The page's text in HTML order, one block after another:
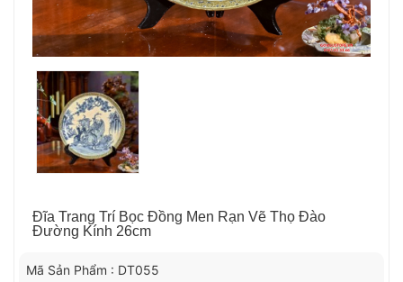
Đĩa Trang Trí Bọc Đồng Men Rạn Vẽ Thọ Đào
Đường Kính 26cm
Mã Sản Phẩm : DT055